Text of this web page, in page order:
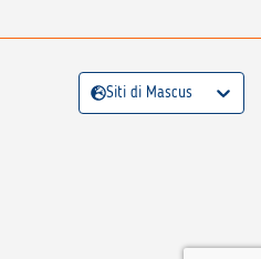
Siti di Mascus